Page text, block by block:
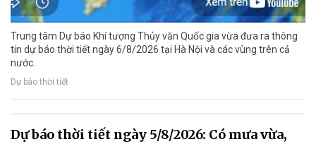
Trung tâm Dự báo Khí tượng Thủy văn Quốc gia vừa đưa ra thông
tin dự báo thời tiết ngày 6/8/2026 tại Hà Nội và các vùng trên cả
nước.
Dự báo thời tiết
Dự báo thời tiết ngày 5/8/2026: Có mưa vừa,